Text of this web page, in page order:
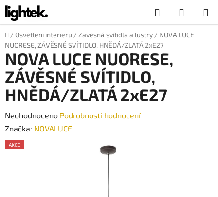
Přejít
na
obsah
Hledat
KOŠÍK
Domů
/ Osvětlení interiéru / Závěsná svítidla a lustry / NOVA LUCE
NUORESE, ZÁVĚSNÉ SVÍTIDLO, HNĚDÁ/ZLATÁ 2xE27
NOVA LUCE NUORESE,
ZÁVĚSNÉ SVÍTIDLO,
HNĚDÁ/ZLATÁ 2xE27
Průměrné
hodnocení
produktu
Neohodnoceno Podrobnosti hodnocení
Značka: NOVALUCE
AKCE